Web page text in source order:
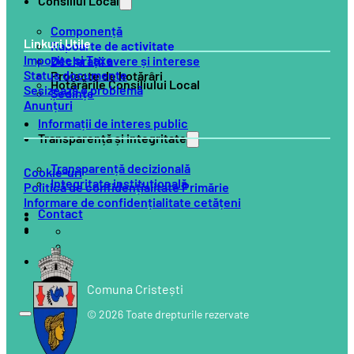
Componență
Rapoarte de activitate
Declarații avere și interese
Proiecte de hotărâri
Hotărârile Consiliului Local
Ședințe
Informații de interes public
Transparență și integritate
Transparență decizională
Integritate instituțională
Contact
Linkuri Utile
Impozite și Taxe
Status documente
Sesizează o problemă
Anunțuri
Comuna Cristești
© 2026 Toate drepturile rezervate
Cookie-uri
Politică de confidențialitate Primărie
Informare de confidențialitate cetățeni